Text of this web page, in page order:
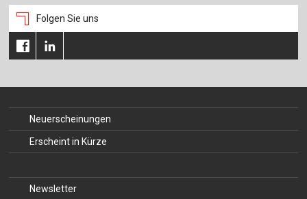
Folgen Sie uns
Neuerscheinungen
Erscheint in Kürze
Newsletter